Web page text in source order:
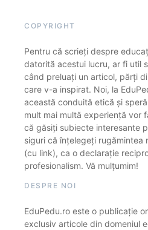
COPYRIGHT
Pentru că scrieți despre
datorită acestui lucru, ar fi util
când preluați un articol, părți
care v-a inspirat. Noi, la
această conduită etică și
mult mai multă experiență vor
că găsiți subiecte interesante
siguri că înțelegeți rugămintea
(cu link), ca o declarație
profesionalism. Vă mulțumim!
DESPRE NOI
EduPedu.ro este o publicație
exclusiv articole din domeniul